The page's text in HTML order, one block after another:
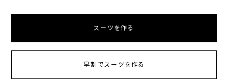
スーツを作る
早割でスーツを作る